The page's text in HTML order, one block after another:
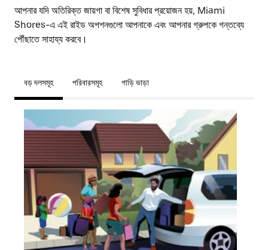
আপনার যদি অতিরিক্ত জায়গা বা বিশেষ সুবিধার প্রয়োজন হয়, Miami
Shores-এ এই রাইড অপশনগুলো আপনাকে এবং আপনার গ্রুপকে গন্তব্যে
পৌঁছাতে সাহায্য করবে।
বড় দলসমূহ পরিবারসমূহ গাড়ি ভাড়া